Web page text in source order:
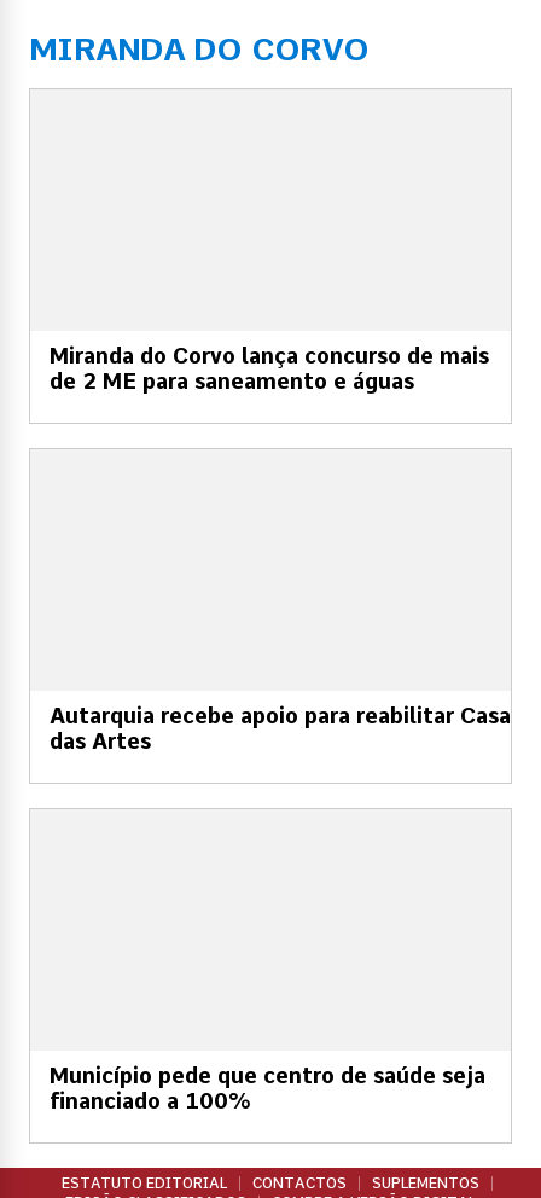
MIRANDA DO CORVO
Miranda do Corvo lança concurso de mais
de 2 ME para saneamento e águas
Autarquia recebe apoio para reabilitar Casa
das Artes
Município pede que centro de saúde seja
financiado a 100%
ESTATUTO EDITORIAL CONTACTOS
SUPLEMENTOS